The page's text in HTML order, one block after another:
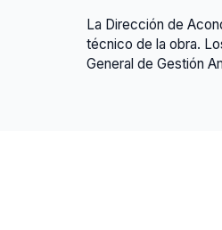
La Dirección de
técnico de la obra.
General de Gestión